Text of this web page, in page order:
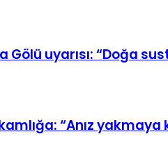
Gölü uyarısı: “Doğa
“Anız yakmaya